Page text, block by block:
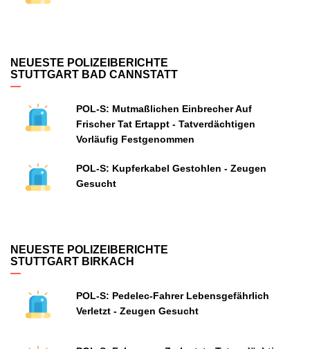
NEUESTE POLIZEIBERICHTE
STUTTGART BAD CANNSTATT
POL-S: Mutmaßlichen Einbrecher Auf
Frischer Tat Ertappt - Tatverdächtigen
Vorläufig Festgenommen
POL-S: Kupferkabel Gestohlen - Zeugen
Gesucht
NEUESTE POLIZEIBERICHTE
STUTTGART BIRKACH
POL-S: Pedelec-Fahrer Lebensgefährlich
Verletzt - Zeugen Gesucht